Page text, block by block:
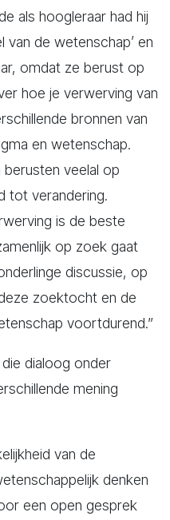
als hoogleraar had hij
van de wetenschap’ en
omdat ze berust op
hoe je verwerving van
bronnen van
en wetenschap.
veelal op
tot verandering.
is de beste
op zoek gaat
discussie, op
zoektocht en de
voortdurend.”
dialoog onder
mening
van de
denken
een open gesprek